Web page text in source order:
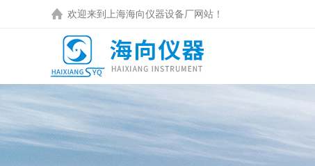
欢迎来到 上海海向仪器设备厂网站！